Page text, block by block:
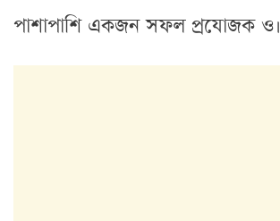
পাশাপাশি একজন সফল প্রযোজক ও।